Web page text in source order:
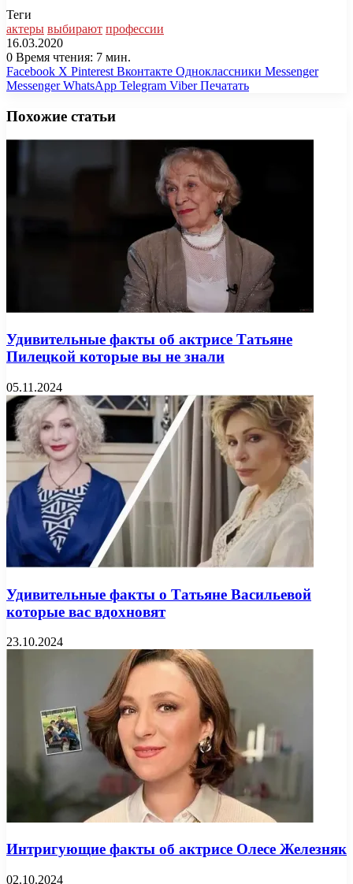
Теги
актеры выбирают профессии
16.03.2020
0 Время чтения: 7 мин.
Facebook X Pinterest Вконтакте Одноклассники Messenger
Messenger WhatsApp Telegram Viber Печатать
Похожие статьи
Удивительные факты об актрисе Татьяне
Пилецкой которые вы не знали
05.11.2024
Удивительные факты о Татьяне Васильевой
которые вас вдохновят
23.10.2024
Интригующие факты об актрисе Олесе Железняк
02.10.2024